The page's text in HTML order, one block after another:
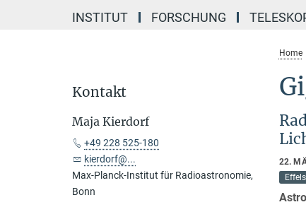
INSTITUT FORSCHUNG
Home
22.
Kontakt
Maja Kierdorf
+49 228 525-180
kierdorf@...
Max-Planck-Institut für Radioastronomie,
Bonn